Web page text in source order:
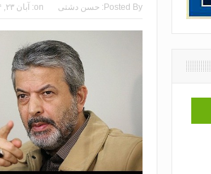
Posted By: حسن دشتی on: آبان ۲۳, ۱۳۹۴